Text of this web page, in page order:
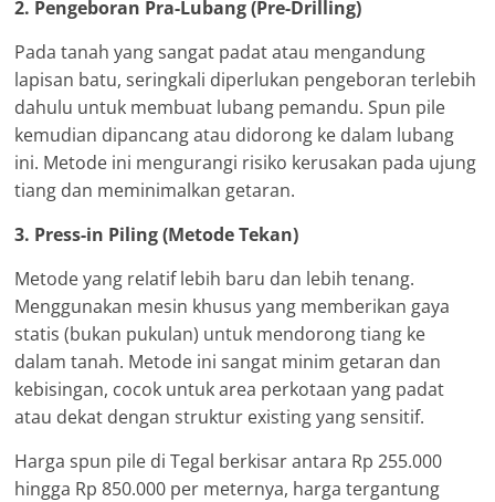
2. Pengeboran Pra-Lubang (Pre-Drilling)
Pada tanah yang sangat padat atau mengandung
lapisan batu, seringkali diperlukan pengeboran terlebih
dahulu untuk membuat lubang pemandu. Spun pile
kemudian dipancang atau didorong ke dalam lubang
ini. Metode ini mengurangi risiko kerusakan pada ujung
tiang dan meminimalkan getaran.
3. Press-in Piling (Metode Tekan)
Metode yang relatif lebih baru dan lebih tenang.
Menggunakan mesin khusus yang memberikan gaya
statis (bukan pukulan) untuk mendorong tiang ke
dalam tanah. Metode ini sangat minim getaran dan
kebisingan, cocok untuk area perkotaan yang padat
atau dekat dengan struktur existing yang sensitif.
Harga spun pile di Tegal berkisar antara Rp 255.000
hingga Rp 850.000 per meternya, harga tergantung